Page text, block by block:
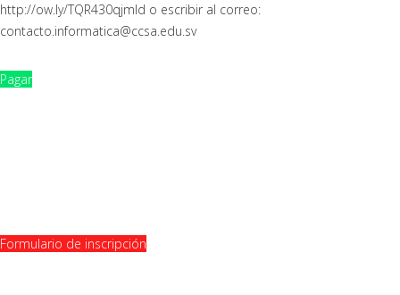
http://ow.ly/TQR430qjmld o escribir al correo:
contacto.informatica@ccsa.edu.sv
Pagar
Formulario de inscripción